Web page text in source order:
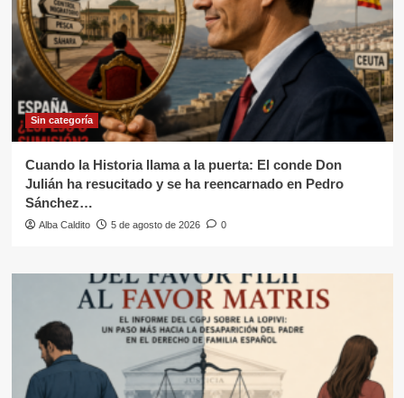
Sin categoría
Cuando la Historia llama a la puerta: El conde Don
Julián ha resucitado y se ha reencarnado en Pedro
Sánchez…
Alba Caldito 5 de agosto de 2026 0